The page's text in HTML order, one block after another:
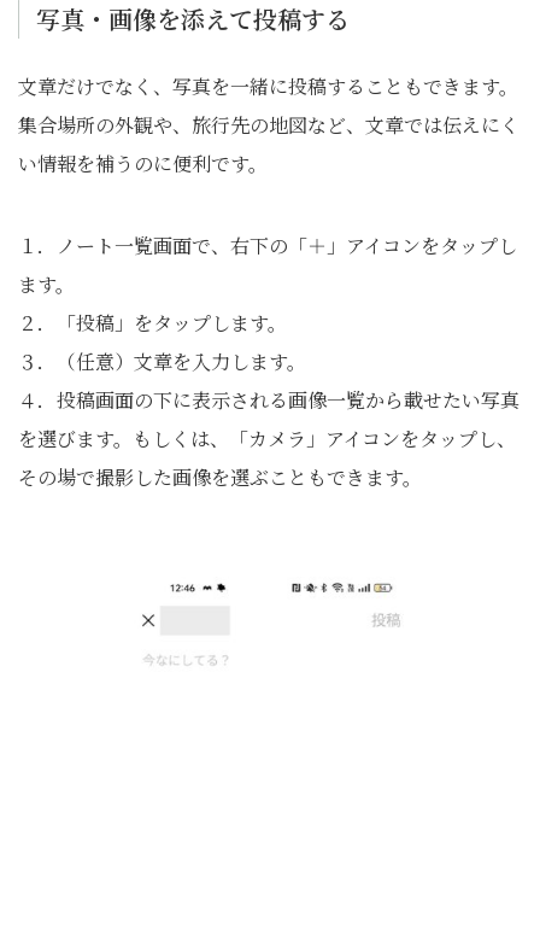
写真・画像を添えて投稿する
文章だけでなく、写真を一緒に投稿することもできます。
集合場所の外観や、旅行先の地図など、文章では伝えにく
い情報を補うのに便利です。
１．ノート一覧画面で、右下の「＋」アイコンをタップし
ます。
２．「投稿」をタップします。
３．（任意）文章を入力します。
４．投稿画面の下に表示される画像一覧から載せたい写真
を選びます。もしくは、「カメラ」アイコンをタップし、
その場で撮影した画像を選ぶこともできます。